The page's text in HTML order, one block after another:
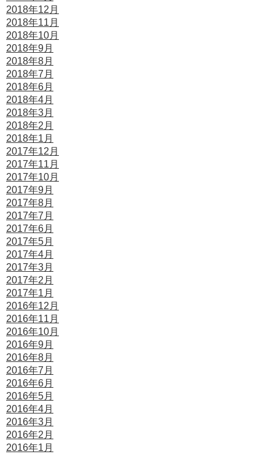
2018年12月
2018年11月
2018年10月
2018年9月
2018年8月
2018年7月
2018年6月
2018年4月
2018年3月
2018年2月
2018年1月
2017年12月
2017年11月
2017年10月
2017年9月
2017年8月
2017年7月
2017年6月
2017年5月
2017年4月
2017年3月
2017年2月
2017年1月
2016年12月
2016年11月
2016年10月
2016年9月
2016年8月
2016年7月
2016年6月
2016年5月
2016年4月
2016年3月
2016年2月
2016年1月